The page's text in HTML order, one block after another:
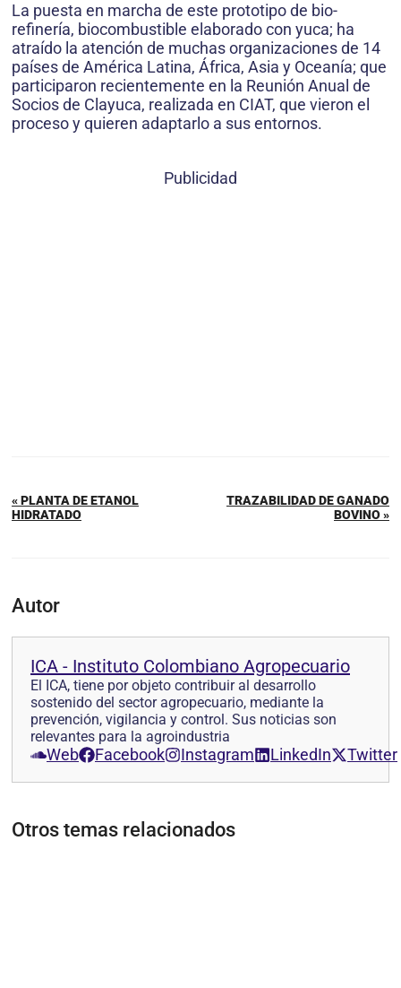
La puesta en marcha de este prototipo de bio-
refinería, biocombustible elaborado con yuca; ha
atraído la atención de muchas organizaciones de 14
países de América Latina, África, Asia y Oceanía; que
participaron recientemente en la Reunión Anual de
Socios de Clayuca, realizada en CIAT, que vieron el
proceso y quieren adaptarlo a sus entornos.
Publicidad
« PLANTA DE ETANOL
HIDRATADO
TRAZABILIDAD DE GANADO
BOVINO »
Autor
ICA - Instituto Colombiano Agropecuario
El ICA, tiene por objeto contribuir al desarrollo
sostenido del sector agropecuario, mediante la
prevención, vigilancia y control. Sus noticias son
relevantes para la agroindustria
Web Facebook Instagram LinkedIn Twitter
Otros temas relacionados